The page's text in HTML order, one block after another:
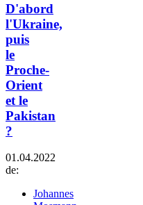
D'abord
l'Ukraine,
puis
le
Proche-
Orient
et le
Pakistan
?
01.04.2022
de:
Johannes